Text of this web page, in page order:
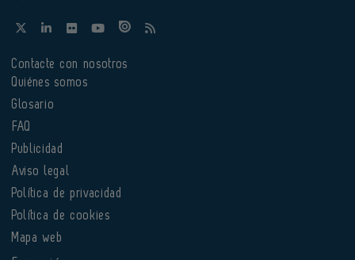
Contacte con nosotros
Quiénes somos
Glosario
FAQ
Publicidad
Aviso legal
Política de privacidad
Política de cookies
Mapa web